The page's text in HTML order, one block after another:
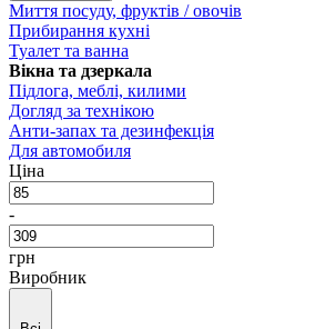
Миття посуду, фруктів / овочів
Прибирання кухні
Туалет та ванна
Вікна та дзеркала
Підлога, меблі, килими
Догляд за технікою
Анти-запах та дезинфекція
Для автомобиля
Ціна
-
грн
Виробник